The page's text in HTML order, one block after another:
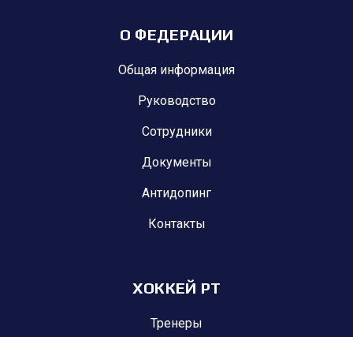
О ФЕДЕРАЦИИ
Общая информация
Руководство
Сотрудники
Документы
Антидопинг
Контакты
ХОККЕЙ РТ
Тренеры